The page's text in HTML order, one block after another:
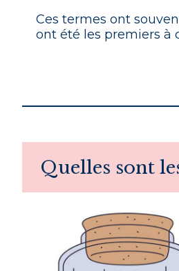
Ces termes ont
ont été les premiers à
Quelles sont